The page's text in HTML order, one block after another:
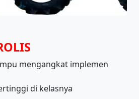
mengangkat implemen
di kelasnya